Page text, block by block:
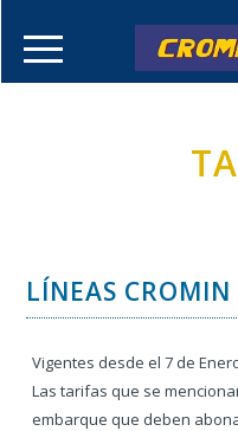
LÍNEAS CROMIN
Vigentes desde el 7 de
Las tarifas que se
embarque que deben